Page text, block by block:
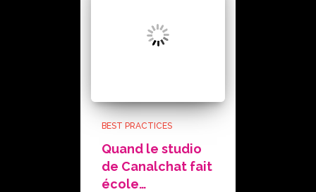
BEST PRACTICES
Quand le studio
de Canalchat fait
école…